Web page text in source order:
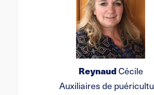
ReynaudCécile
Auxiliaires de